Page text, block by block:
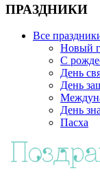
ПРАЗДНИКИ
Все
Новый
С
День
День
День
Пасха